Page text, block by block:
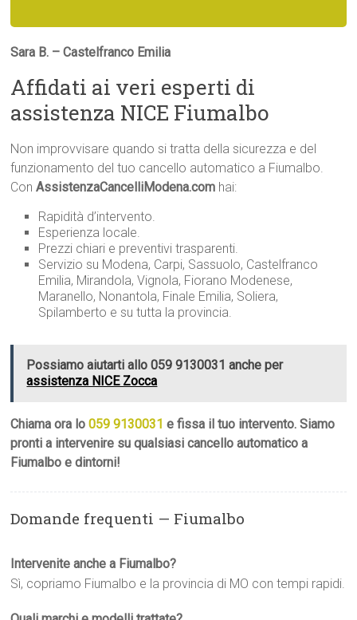
Sara B. – Castelfranco Emilia
Affidati ai veri esperti di
assistenza NICE Fiumalbo
Non improvvisare quando si tratta della sicurezza e del
funzionamento del tuo cancello automatico a Fiumalbo.
ConAssistenzaCancelliModena.com hai:
Rapidità d’intervento.
Esperienza locale.
Prezzi chiari e preventivi trasparenti.
Servizio su Modena, Carpi, Sassuolo, Castelfranco
Emilia, Mirandola, Vignola, Fiorano Modenese,
Maranello, Nonantola, Finale Emilia, Soliera,
Spilamberto e su tutta la provincia.
Possiamo aiutarti allo 059 9130031 anche per
assistenza NICE Zocca
Chiama ora lo059 9130031 e fissa il tuo intervento. Siamo
pronti a intervenire su qualsiasi cancello automatico a
Fiumalbo e dintorni!
Domande frequenti — Fiumalbo
Intervenite anche a Fiumalbo?
Sì, copriamo Fiumalbo e la provincia di MO con tempi rapidi.